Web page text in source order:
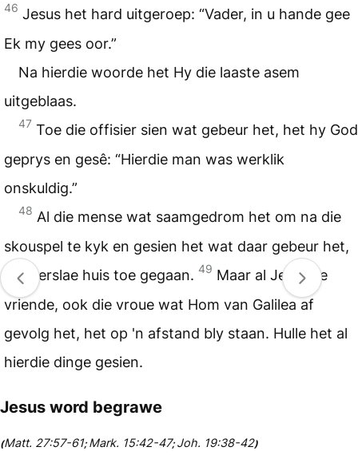
46 Jesus het hard uitgeroep: “Vader, in u hande gee
Ek my gees oor.”
Na hierdie woorde het Hy die laaste asem
uitgeblaas.
47 Toe die offisier sien wat gebeur het, het hy God
geprys en gesê: “Hierdie man was werklik
onskuldig.”
48 Al die mense wat saamgedrom het om na die
skouspel te kyk en gesien het wat daar gebeur het,
het verslae huis toe gegaan. 49 Maar al Jesus se
vriende, ook die vroue wat Hom van Galilea af
gevolg het, het op 'n afstand bly staan. Hulle het al
hierdie dinge gesien.
Jesus word begrawe
(Matt. 27:57-61;Mark. 15:42-47;Joh. 19:38-42)